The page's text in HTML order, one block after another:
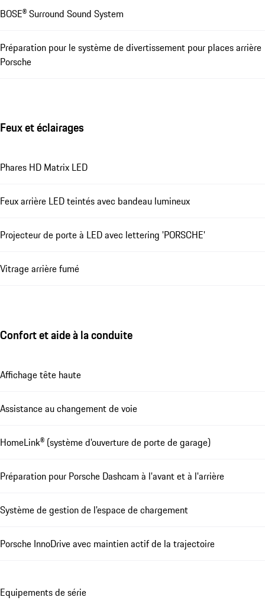
BOSE® Surround Sound System
Préparation pour le système de divertissement pour places arrière
Porsche
Feux et éclairages
Phares HD Matrix LED
Feux arrière LED teintés avec bandeau lumineux
Projecteur de porte à LED avec lettering 'PORSCHE'
Vitrage arrière fumé
Confort et aide à la conduite
Affichage tête haute
Assistance au changement de voie
HomeLink® (système d'ouverture de porte de garage)
Préparation pour Porsche Dashcam à l'avant et à l'arrière
Système de gestion de l'espace de chargement
Porsche InnoDrive avec maintien actif de la trajectoire
Equipements de série